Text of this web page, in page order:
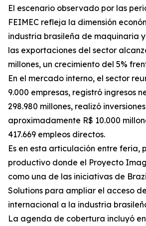
El escenario observado por las
FEIMEC refleja la dimensión
industria brasileña de maquinaria y
las exportaciones del sector
millones, un crecimiento del 5%
En el mercado interno, el sector
9.000 empresas, registró ingresos
298.980 millones, realizó
aproximadamente R$ 10.000
417.669 empleos directos.
Es en esta articulación entre feria,
productivo donde el Proyecto
como una de las iniciativas de
Solutions para ampliar el acceso
internacional a la industria
La agenda de cobertura incluyó